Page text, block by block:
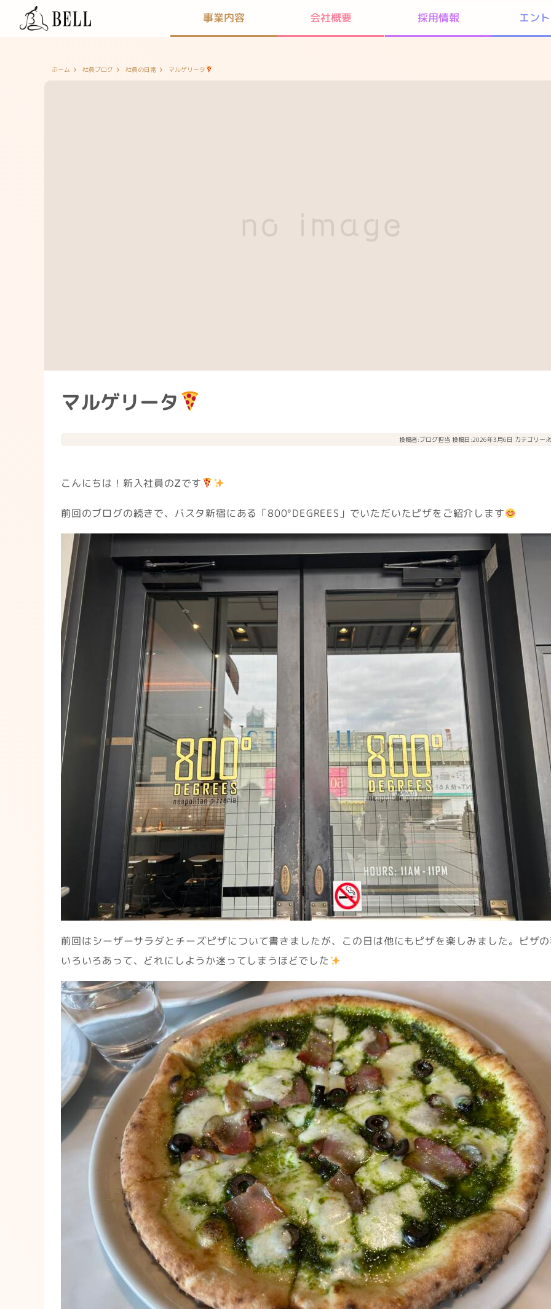
事業内容 会社概要 採用情報 エン
ホーム 社員ブログ 社員の日常 マルゲリータ
マルゲリータ
投稿者:ブログ担当 投稿日:2026年3月6日 カテゴリー:
こんにちは！新入社員のᏃです
前回のブログの続きで、バスタ新宿にある「800°DEGREES」でいただいたピザをご紹介します
前回はシーザーサラダとチーズピザについて書きましたが、この日は他にもピザを楽しみました。ピザ
いろいろあって、どれにしようか迷ってしまうほどでした